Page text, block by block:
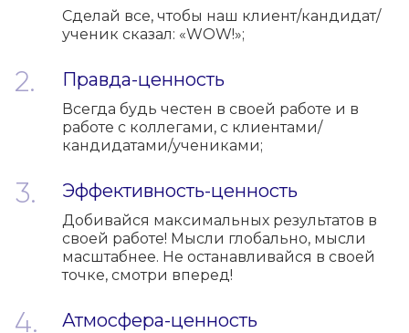
Сделай все, чтобы наш клиент/кандидат/
ученик сказал: «WOW!»;
Правда-ценность
Всегда будь честен в своей работе и в
работе с коллегами, с клиентами/
кандидатами/учениками;
Эффективность-ценность
Добивайся максимальных результатов в
своей работе! Мысли глобально, мысли
масштабнее. Не останавливайся в своей
точке, смотри вперед!
Атмосфера-ценность